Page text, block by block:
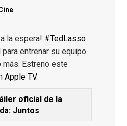
la espera! #TedLasso
entrenar su equipo
más. Estreno este
Apple TV.
oficial de la
Juntos